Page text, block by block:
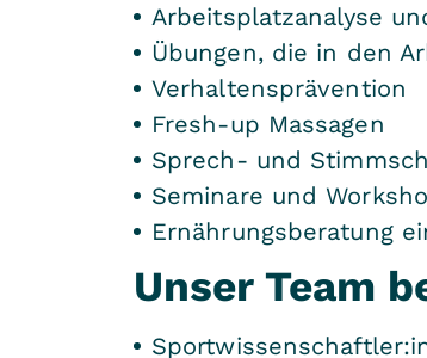
Arbeitsplatzanalyse
Übungen, die in den
Verhaltensprävention
Fresh-up Massagen
Sprech- und
Seminare und
Ernährungsberatung
Unser Team